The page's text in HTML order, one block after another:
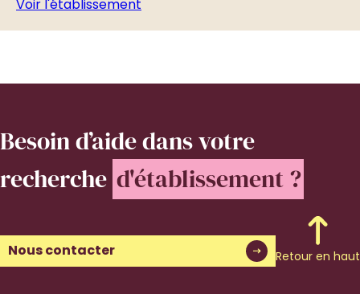
Voir l'établissement
Besoin d’aidedans votre
recherche d'établissement ?
Nous contacter Retour en haut